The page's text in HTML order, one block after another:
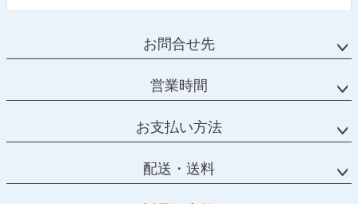
お問合せ先
営業時間
お支払い方法
配送・送料